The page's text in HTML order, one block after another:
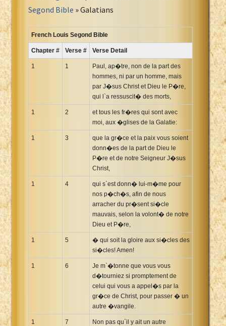
Russian Synodal 1876 Bible
Russian Synodal Bible Win-1251
Spanish Sag. Escrituras 1569
Swahili New Testament
Tagalog 1905
Tagalog John and James
Ukrainian 1871 NT
Xhosa Bible
Segond Bible » Galatians
French Louis Segond Bible
Chapter # Verse # Verse Detail
1 1
Paul, ap�tre, non de la part des
hommes, ni par un homme, mais
par J�sus Christ et Dieu le P�re,
qui l`a ressuscit� des morts,
1 2
et tous les fr�res qui sont avec
moi, aux �glises de la Galatie:
1 3
que la gr�ce et la paix vous soient
donn�es de la part de Dieu le
P�re et de notre Seigneur J�sus
Christ,
1 4
qui s`est donn� lui-m�me pour
nos p�ch�s, afin de nous
arracher du pr�sent si�cle
mauvais, selon la volont� de notre
Dieu et P�re,
1 5
� qui soit la gloire aux si�cles des
si�cles! Amen!
1 6
Je m`�tonne que vous vous
d�tourniez si promptement de
celui qui vous a appel�s par la
gr�ce de Christ, pour passer � un
autre �vangile.
1 7
Non pas qu`il y ait un autre